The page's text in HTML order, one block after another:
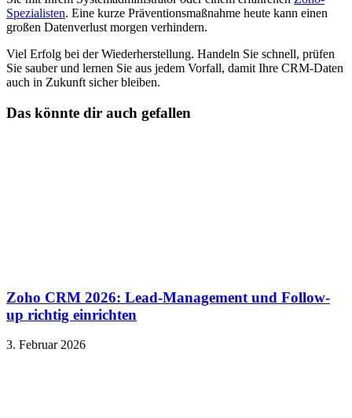
Spezialisten. Eine kurze Präventionsmaßnahme heute kann einen
großen Datenverlust morgen verhindern.
Viel Erfolg bei der Wiederherstellung. Handeln Sie schnell, prüfen
Sie sauber und lernen Sie aus jedem Vorfall, damit Ihre CRM-Daten
auch in Zukunft sicher bleiben.
Das könnte dir auch gefallen
Zoho CRM 2026: Lead-Management und Follow-
up richtig einrichten
3. Februar 2026